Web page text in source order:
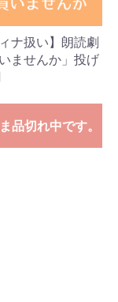
ナ扱い】朗読劇
ませんか」投げ
品切れ中です。